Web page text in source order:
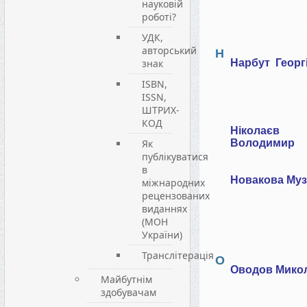
науковій
роботі?
УДК,
авторський
знак
ISBN,
ISSN,
ШТРИХ-
КОД
Як
публікуватися
в
міжнародних
рецензованих
виданнях
(МОН
України)
Транслітерація
Майбутнім
здобувачам
Н
Нарбут
Ніколаєв
Володимир
Новакова
О
Оводов